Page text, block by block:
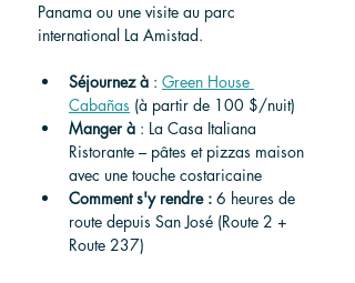
Panama ou une visite au parc
international La Amistad.
Séjournez à : Green House
Cabañas (à partir de 100 $/nuit)
Manger à : La Casa Italiana
Ristorante – pâtes et pizzas maison
avec une touche costaricaine
Comment s'y rendre : 6 heures de
route depuis San José (Route 2 +
Route 237)